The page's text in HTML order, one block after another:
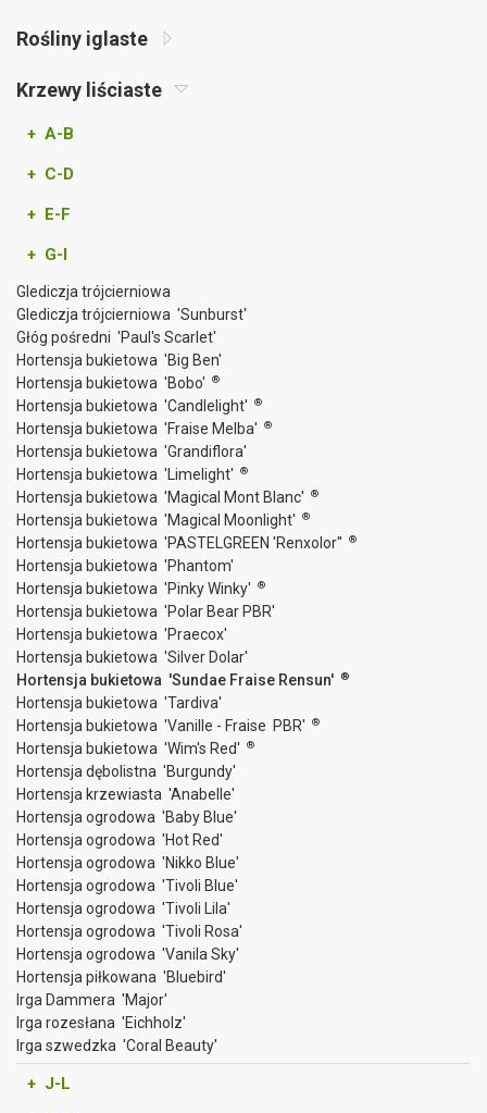
Rośliny iglaste
Krzewy liściaste
+ A-B
+ C-D
+ E-F
+ G-I
Glediczja trójcierniowa
Glediczja trójcierniowa 'Sunburst'
Głóg pośredni 'Paul's Scarlet'
Hortensja bukietowa 'Big Ben'
Hortensja bukietowa 'Bobo'
®
Hortensja bukietowa 'Candlelight' ®
Hortensja bukietowa 'Fraise Melba' ®
Hortensja bukietowa 'Grandiflora'
Hortensja bukietowa 'Limelight'
®
Hortensja bukietowa 'Magical Mont Blanc' ®
Hortensja bukietowa 'Magical Moonlight' ®
Hortensja bukietowa 'PASTELGREEN 'Renxolor'' ®
Hortensja bukietowa 'Phantom'
Hortensja bukietowa 'Pinky Winky'
®
Hortensja bukietowa 'Polar Bear PBR'
Hortensja bukietowa 'Praecox'
Hortensja bukietowa 'Silver Dolar'
Hortensja bukietowa 'Sundae Fraise Rensun' ®
Hortensja bukietowa 'Tardiva'
Hortensja bukietowa 'Vanille - Fraise PBR'
®
Hortensja bukietowa 'Wim's Red' ®
Hortensja dębolistna 'Burgundy'
Hortensja krzewiasta 'Anabelle'
Hortensja ogrodowa 'Baby Blue'
Hortensja ogrodowa 'Hot Red'
Hortensja ogrodowa 'Nikko Blue'
Hortensja ogrodowa 'Tivoli Blue'
Hortensja ogrodowa 'Tivoli Lila'
Hortensja ogrodowa 'Tivoli Rosa'
Hortensja ogrodowa 'Vanila Sky'
Hortensja piłkowana 'Bluebird'
Irga Dammera 'Major'
Irga rozesłana 'Eichholz'
Irga szwedzka 'Coral Beauty'
+ J-L